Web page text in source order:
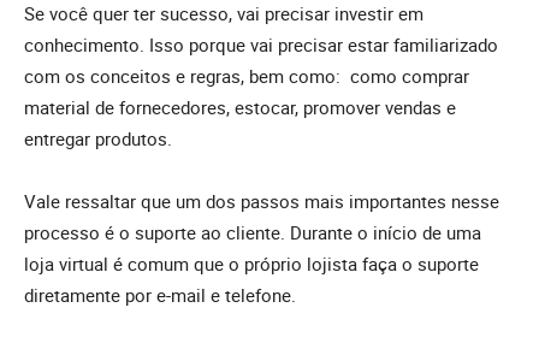
Se você quer ter sucesso, vai precisar investir em
conhecimento. Isso porque vai precisar estar familiarizado
com os conceitos e regras, bem como: como comprar
material de fornecedores, estocar, promover vendas e
entregar produtos.
Vale ressaltar que um dos passos mais importantes nesse
processo é o suporte ao cliente. Durante o início de uma
loja virtual é comum que o próprio lojista faça o suporte
diretamente por e-mail e telefone.